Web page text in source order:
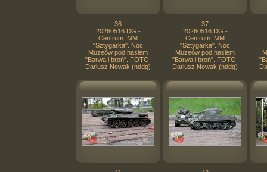
36
20260516 DG -
Centrum. MM
"Sztygarka". Noc
Muzeów pod hasłem
"Barwa i broń". FOTO:
Dariusz Nowak (nddg)
37
20260516 DG -
Centrum. MM
"Sztygarka". Noc
Muzeów pod hasłem
"Barwa i broń". FOTO:
Dariusz Nowak (nddg)